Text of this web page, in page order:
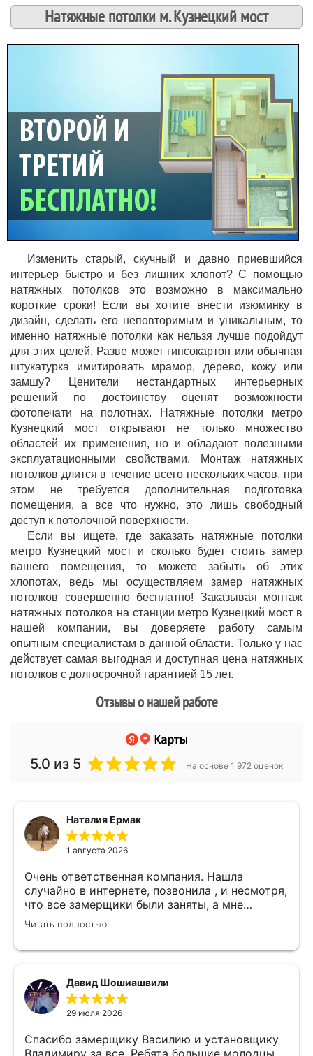
Натяжные потолки м. Кузнецкий мост
Изменить старый, скучный и давно приевшийся
интерьер быстро и без лишних хлопот? С помощью
натяжных потолков это возможно в максимально
короткие сроки! Если вы хотите внести изюминку в
дизайн, сделать его неповторимым и уникальным, то
именно натяжные потолки как нельзя лучше подойдут
для этих целей. Разве может гипсокартон или обычная
штукатурка имитировать мрамор, дерево, кожу или
замшу? Ценители нестандартных интерьерных
решений по достоинству оценят возможности
фотопечати на полотнах. Натяжные потолки метро
Кузнецкий мост открывают не только множество
областей их применения, но и обладают полезными
эксплуатационными свойствами. Монтаж натяжных
потолков длится в течение всего нескольких часов, при
этом не требуется дополнительная подготовка
помещения, а все что нужно, это лишь свободный
доступ к потолочной поверхности.
Если вы ищете, где заказать натяжные потолки
метро Кузнецкий мост и сколько будет стоить замер
вашего помещения, то можете забыть об этих
хлопотах, ведь мы осуществляем замер натяжных
потолков совершенно бесплатно! Заказывая монтаж
натяжных потолков на станции метро Кузнецкий мост в
нашей компании, вы доверяете работу самым
опытным специалистам в данной области. Только у нас
действует самая выгодная и доступная цена натяжных
потолков с долгосрочной гарантией 15 лет.
Отзывы о нашей работе
5.0 из 5 На основе 1 972 оценок
Наталия Ермак
1 августа 2026
Очень ответственная компания. Нашла
случайно в интернете, позвонила , и несмотря,
что все замерщики были заняты, а мне
улетать, очень оперативно помогли. Был
замерщик Денис, потрясающий парень, все
Читать полностью
Давид Шошиашвили
29 июля 2026
Спасибо замерщику Василию и установщику
Владимиру за все. Ребята большие молодцы.